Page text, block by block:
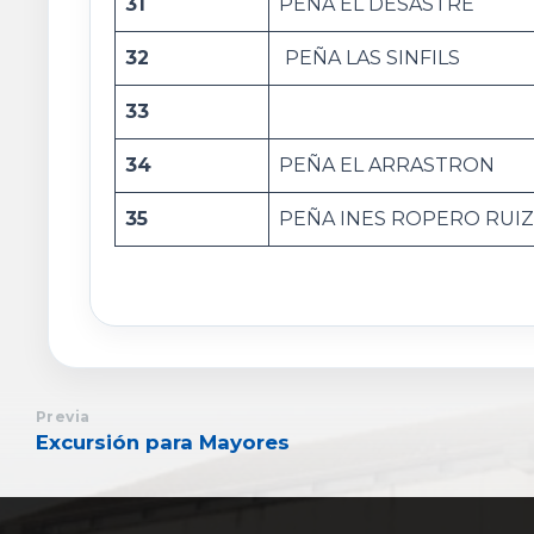
31 PEÑA EL DESASTRE
32 PEÑA LAS SINFILS
33
34 PEÑA EL ARRASTRON
35 PEÑA INES ROPERO RUIZ
Previa
Excursión para Mayores